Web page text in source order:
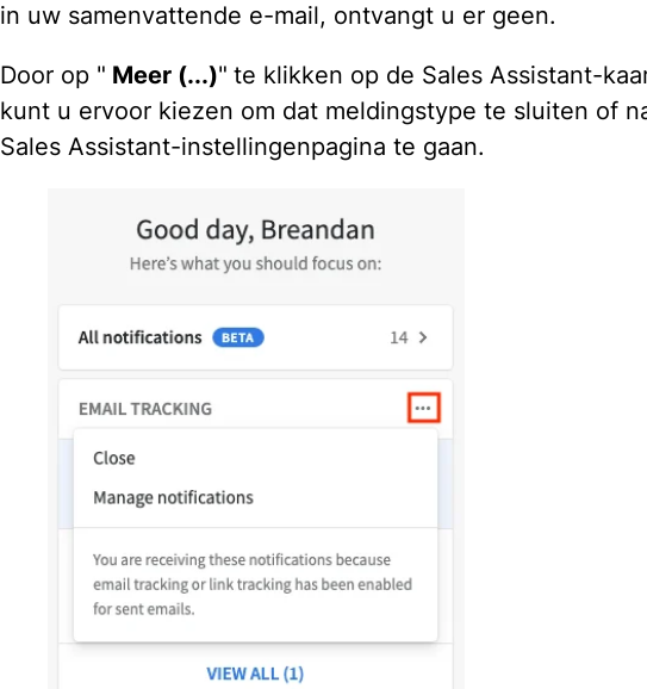
in uw samenvattende e-mail, ontvangt u er geen.
Door op " Meer (...)" te klikken op de Sales Assistant-
kunt u ervoor kiezen om dat meldingstype te sluiten of
Sales Assistant-instellingenpagina te gaan.